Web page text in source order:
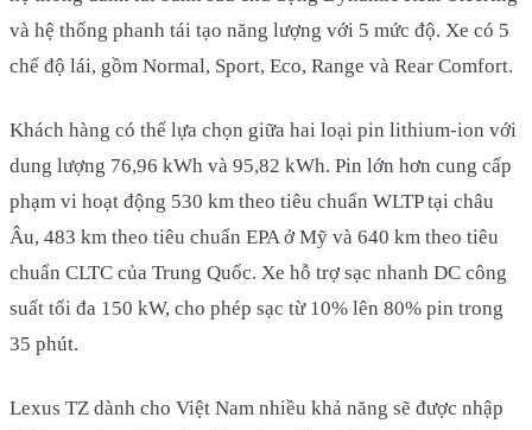
và hệ thống phanh tái tạo năng lượng với 5 mức độ. Xe có 5
chế độ lái, gồm Normal, Sport, Eco, Range và Rear Comfort.
Khách hàng có thể lựa chọn giữa hai loại pin lithium-ion với
dung lượng 76,96 kWh và 95,82 kWh. Pin lớn hơn cung cấp
phạm vi hoạt động 530 km theo tiêu chuẩn WLTP tại châu
Âu, 483 km theo tiêu chuẩn EPA ở Mỹ và 640 km theo tiêu
chuẩn CLTC của Trung Quốc. Xe hỗ trợ sạc nhanh DC công
suất tối đa 150 kW, cho phép sạc từ 10% lên 80% pin trong
35 phút.
Lexus TZ dành cho Việt Nam nhiều khả năng sẽ được nhập